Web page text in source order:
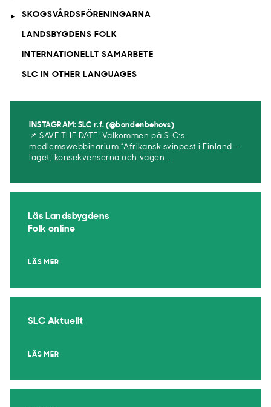
SKOGSVÅRDSFÖRENINGARNA
LANDSBYGDENS FOLK
INTERNATIONELLT SAMARBETE
SLC IN OTHER LANGUAGES
INSTAGRAM: SLC r.f. (@bondenbehovs)
📌 SAVE THE DATE! Välkommen på SLC:s
medlemswebbinarium ”Afrikansk svinpest i Finland –
läget, konsekvenserna och vägen ...
Läs Landsbygdens
Folk online
LÄS MER
SLC Aktuellt
LÄS MER